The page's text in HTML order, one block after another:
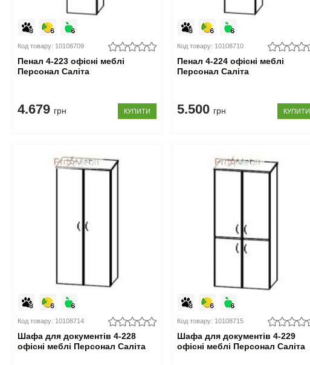
Код товару: 10108709
Пенал 4-223 офісні меблі
Персонал Саліта
4.679 грн КУПИТИ
Код товару: 10108710
Пенал 4-224 офісні меблі
Персонал Саліта
5.500 грн КУПИТИ
Код товару: 10108714
Шафа для документів 4-228
офісні меблі Персонал Саліта
Код товару: 10108715
Шафа для документів 4-229
офісні меблі Персонал Саліта